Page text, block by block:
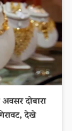
दोबारा
देखे